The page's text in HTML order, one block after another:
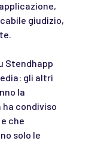
giudizio,
Stendhapp
gli altri
la
condiviso
che
solo le